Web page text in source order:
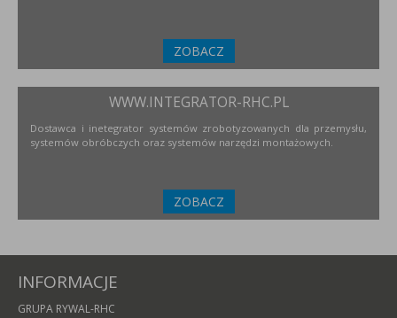
ZOBACZ
WWW.INTEGRATOR-RHC.PL
Dostawca i inetegrator systemów zrobotyzowanych dla przemysłu,
systemów obróbczych oraz systemów narzędzi montażowych.
ZOBACZ
INFORMACJE
GRUPA RYWAL-RHC